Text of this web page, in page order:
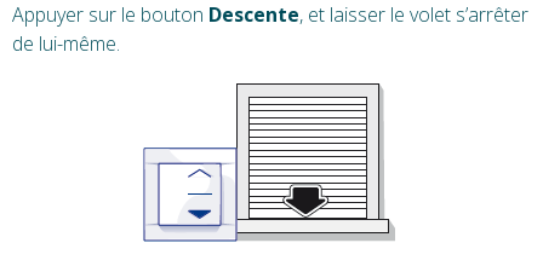
Appuyer sur le bouton Descente, et laisser le volet s’arrêter
de lui-même.